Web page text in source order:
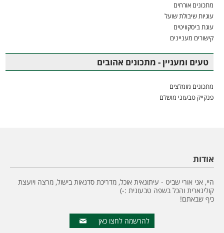
מתכונים אורחים
עוגיות שיבולת שועל
עוגת ביסקוויטים
קישורים מעניינים
טעים ומעניין - מתכונים אהובים
מתכונים מומלצים
פנקייק טבעוני מושלם
אודות
היי, אני אורי שביט - עיתונאית אוכל, מדריכת סדנאות בישול, מרצה ויועצת
קולינארית והכל בשפה טבעונית :-)
כיף שבאתם!
להרשמה לחצו כאן